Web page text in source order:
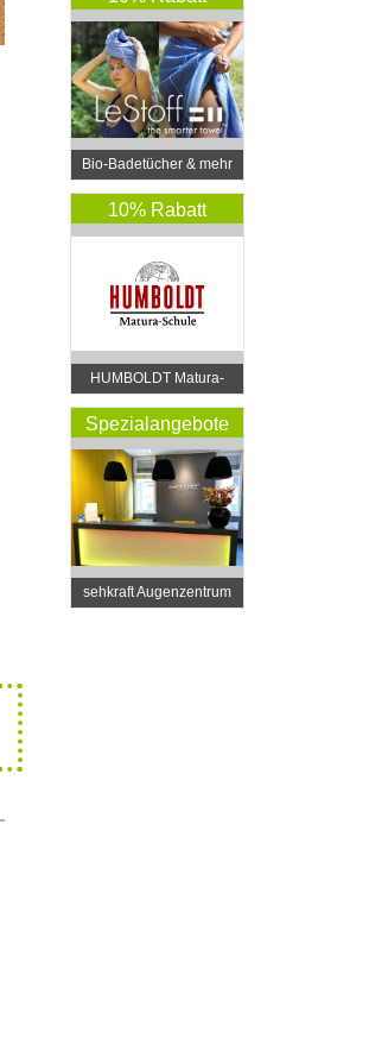
Bio-Badetücher & mehr
– LeStoff
10% Rabatt
HUMBOLDT Matura-
Schule
Spezialangebote
sehkraft Augenzentrum
Wien